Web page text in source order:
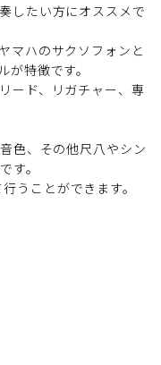
したい方にオススメで
マハのサクソフォンと
特徴です。
ード、リガチャー、専
色、その他尺八やシン
す。
うことができます。